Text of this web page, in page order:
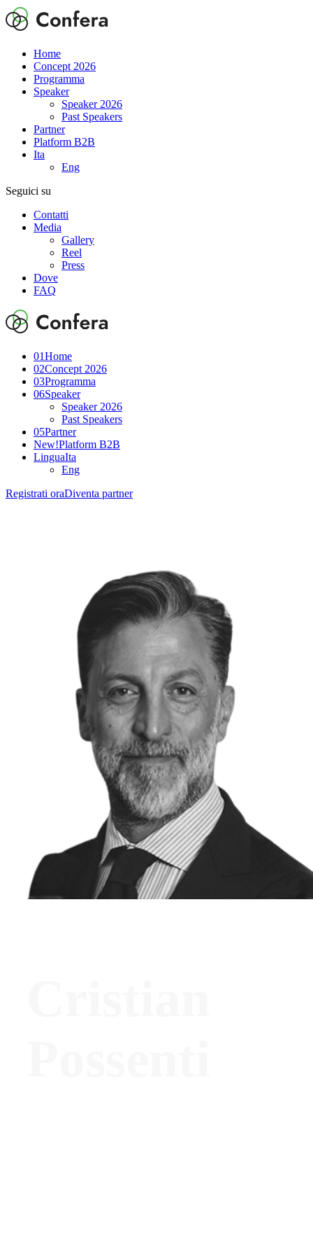
Home
Concept 2026
Programma
Speaker
Speaker 2026
Past Speakers
Partner
Platform B2B
Ita
Eng
Seguici su
Contatti
Media
Gallery
Reel
Press
Dove
FAQ
01Home
02Concept 2026
03Programma
06Speaker
Speaker 2026
Past Speakers
05Partner
New!Platform B2B
LinguaIta
Eng
Registrati oraDiventa partner